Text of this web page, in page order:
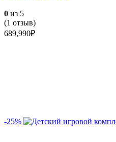
0 из 5
(1 отзыв)
689,990₽
-25%